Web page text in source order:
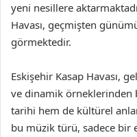
yeni nesillere
Havası, geçmişten
görmektedir.
Eskişehir Kasap Havası,
ve dinamik örneklerinden
tarihi hem de kültürel
bu müzik türü, sadece bir